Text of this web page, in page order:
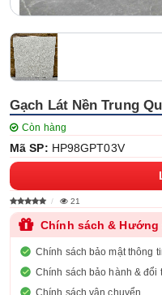
Gạch Lát Nền Trung
Còn hàng
Mã SP: HP98GPT03V
21
Chính sách & Hướng
Chính sách bảo mật thông
Chính sách bảo hành & đổi
Chính sách vận chuyển